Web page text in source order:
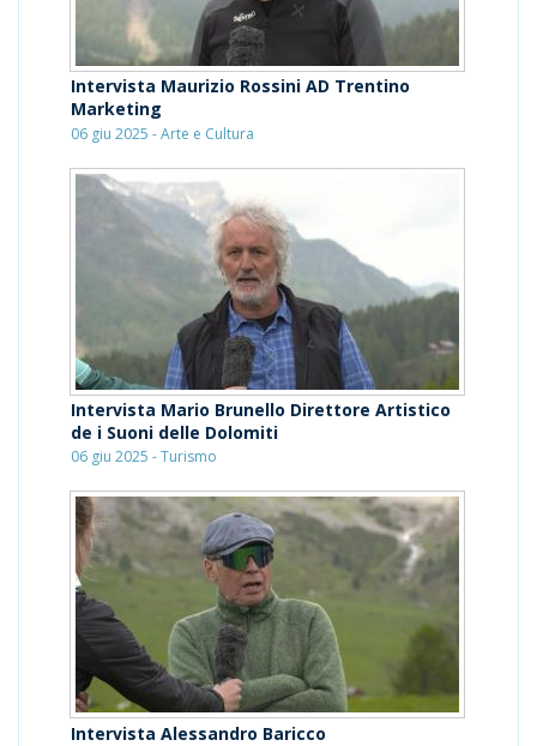
Intervista Maurizio Rossini AD Trentino
Marketing
06 giu 2025 - Arte e Cultura
Intervista Mario Brunello Direttore Artistico
de i Suoni delle Dolomiti
06 giu 2025 - Turismo
Intervista Alessandro Baricco